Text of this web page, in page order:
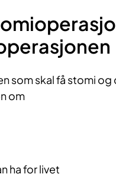
som skal få stomi og
om
ha for livet